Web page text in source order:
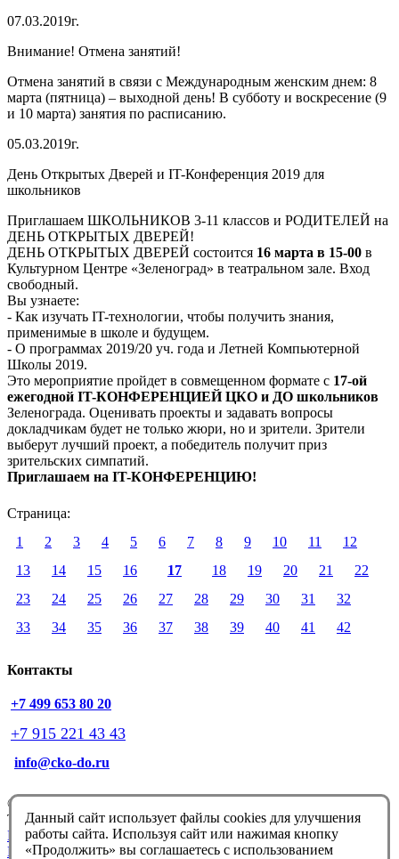
07.03.2019г.
Внимание! Отмена занятий!
Отмена занятий в связи с Международным женским днем: 8
марта (пятница) – выходной день! В субботу и воскресение (9
и 10 марта) занятия по расписанию.
05.03.2019г.
День Открытых Дверей и IT-Конференция 2019 для
школьников
Приглашаем ШКОЛЬНИКОВ 3-11 классов и РОДИТЕЛЕЙ на
ДЕНЬ ОТКРЫТЫХ ДВЕРЕЙ!
ДЕНЬ ОТКРЫТЫХ ДВЕРЕЙ состоится 16 марта в 15-00 в
Культурном Центре «Зеленоград» в театральном зале. Вход
свободный.
Вы узнаете:
- Как изучать IT-технологии, чтобы получить знания,
применимые в школе и будущем.
- О программах 2019/20 уч. года и Летней Компьютерной
Школы 2019.
Это мероприятие пройдет в совмещенном формате с 17-ой
ежегодной IT-КОНФЕРЕНЦИЕЙ ЦКО и ДО школьников
Зеленограда. Оценивать проекты и задавать вопросы
докладчикам будет не только жюри, но и зрители. Зрители
выберут лучший проект, а победитель получит приз
зрительских симпатий.
Приглашаем на IT-КОНФЕРЕНЦИЮ!
Страница:
1
2 3 4 5 6 7 8 9 10 11
12
13
14 15 16 17 18 19 20 21
22
23
24 25 26 27 28 29 30 31
32
33
34 35 36 37 38 39 40 41 42
Контакты
+7 499 653 80 20
+7 915 221 43 43
info@cko-do.ru
© Немцова Т.И. 1998-2026
Техподдержка:info@cko-do.ru
Политика конфиденциальности
Политика обработки файлов cookies
Данный сайт использует файлы cookies для улучшения
работы сайта. Используя сайт или нажимая кнопку
«Продолжить» вы соглашаетесь с использованием